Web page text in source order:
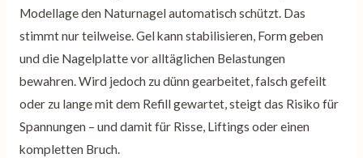
Modellage den Naturnagel automatisch schützt. Das
stimmt nur teilweise. Gel kann stabilisieren, Form geben
und die Nagelplatte vor alltäglichen Belastungen
bewahren. Wird jedoch zu dünn gearbeitet, falsch gefeilt
oder zu lange mit dem Refill gewartet, steigt das Risiko für
Spannungen – und damit für Risse, Liftings oder einen
kompletten Bruch.